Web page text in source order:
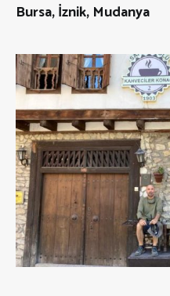
Bursa, İznik, Mudanya